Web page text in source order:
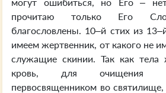
прочитаю только Его
благословлены. 10–й стих из
имеем жертвенник, от какого не
служащие скинии. Так как тела
кровь, для очищения
первосвященником во